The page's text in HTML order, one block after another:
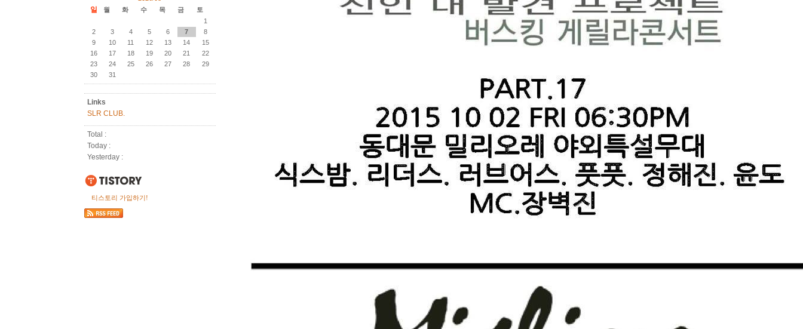
일 월 화 수 목 금
토
1
2
3 4 5 6 7
8
9
10 11 12 13 14
15
16
17 18 19 20 21
22
23
24 25 26 27 28
29
30
31
Links
SLR CLUB.
Total :
Today :
Yesterday :
티스토리 가입하기!